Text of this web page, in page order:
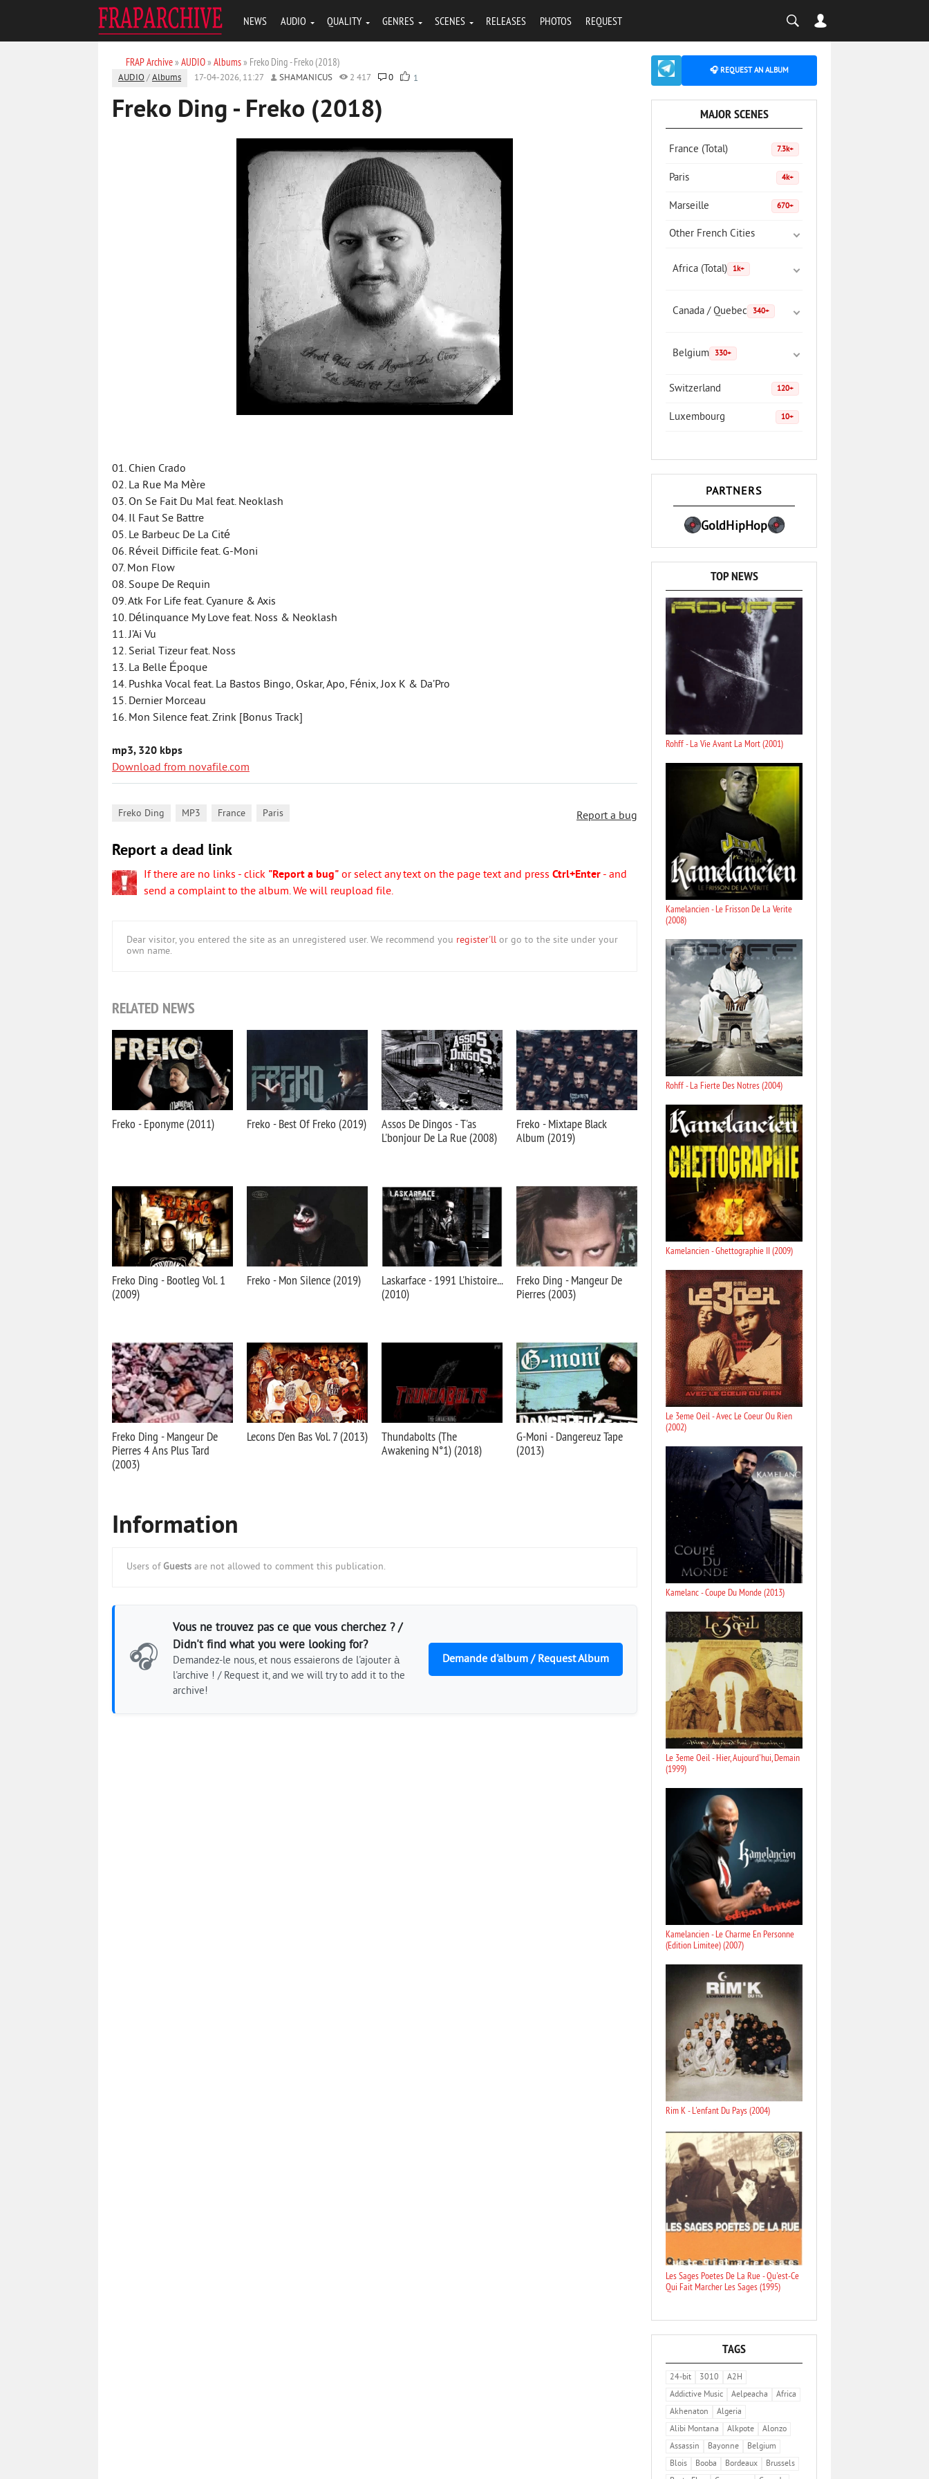
NEWS AUDIO QUALITY GENRES SCENES RELEASES PHOTOS REQUEST
FRAP Archive» AUDIO» Albums» Freko Ding - Freko (2018)
AUDIO /Albums 17-04-2026, 11:27 SHAMANICUS 2 417 0 1
Freko Ding - Freko (2018)
01. Chien Crado
02. La Rue Ma Mère
03. On Se Fait Du Mal feat. Neoklash
04. Il Faut Se Battre
05. Le Barbeuc De La Cité
06. Réveil Difficile feat. G-Moni
07. Mon Flow
08. Soupe De Requin
09. Atk For Life feat. Cyanure & Axis
10. Délinquance My Love feat. Noss & Neoklash
11. J’Ai Vu
12. Serial Tizeur feat. Noss
13. La Belle Époque
14. Pushka Vocal feat. La Bastos Bingo, Oskar, Apo, Fénix, Jox K & Da’Pro
15. Dernier Morceau
16. Mon Silence feat. Zrink [Bonus Track]
mp3, 320 kbps
Download from novafile.com
Report a bug
Freko Ding MP3 France Paris
Report a dead link
If there are no links - click "Report a bug" or select any text on the page text and press Ctrl+Enter - and
send a complaint to the album. We will reupload file.
Dear visitor, you entered the site as an unregistered user. We recommend you register'll or go to the site under your
own name.
RELATED NEWS
Freko - Eponyme (2011) Freko - Best Of Freko (2019)
Assos De Dingos - T'as
L'bonjour De La Rue (2008)
Freko - Mixtape Black
Album (2019)
Freko Ding - Bootleg Vol. 1
(2009)
Freko - Mon Silence (2019)
Laskarface - 1991 L'histoire...
(2010)
Freko Ding - Mangeur De
Pierres (2003)
Freko Ding - Mangeur De
Pierres 4 Ans Plus Tard
(2003)
Lecons D'en Bas Vol. 7 (2013)
Thundabolts (The
Awakening N°1) (2018)
G-Moni - Dangereuz Tape
(2013)
Information
Users of Guests are not allowed to comment this publication.
🎧
Vous ne trouvez pas ce que vous cherchez ? /
Didn't find what you were looking for?
Demandez-le nous, et nous essaierons de l'ajouter à
l'archive ! / Request it, and we will try to add it to the
archive!
Demande d'album / Request Album
🎧 REQUEST AN ALBUM
MAJOR SCENES
France (Total) 7.3k+
Paris 4k+
Marseille 670+
Other French Cities
Africa (Total) 1k+
Canada / Quebec 340+
Belgium 330+
Switzerland 120+
Luxembourg 10+
PARTNERS
GoldHipHop
TOP NEWS
Rohff - La Vie Avant La Mort (2001)
Kamelancien - Le Frisson De La Verite
(2008)
Rohff - La Fierte Des Notres (2004)
Kamelancien - Ghettographie II (2009)
Le 3eme Oeil - Avec Le Coeur Ou Rien
(2002)
Kamelanc - Coupe Du Monde (2013)
Le 3eme Oeil - Hier, Aujourd'hui, Demain
(1999)
Kamelancien - Le Charme En Personne
(Edition Limitee) (2007)
Rim K - L'enfant Du Pays (2004)
Les Sages Poetes De La Rue - Qu'est-Ce
Qui Fait Marcher Les Sages (1995)
TAGS
24-bit 3010
A2H
Addictive Music
Aelpeacha
Africa
Akhenaton
Algeria
Alibi Montana
Alkpote
Alonzo
Assassin
Bayonne
Belgium
Blois
Booba Bordeaux
Brussels